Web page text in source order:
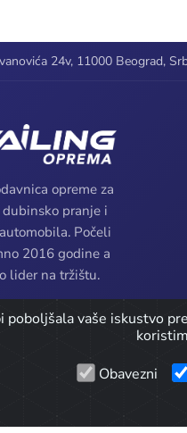
24v, 11000 Beograd,
opreme za
pranje i
Počeli
2016 godine a
lider na tržištu.
©
poboljšala vaše iskustvo
Obavezni